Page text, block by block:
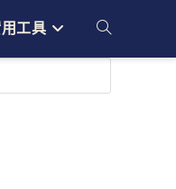
工具 Toggle